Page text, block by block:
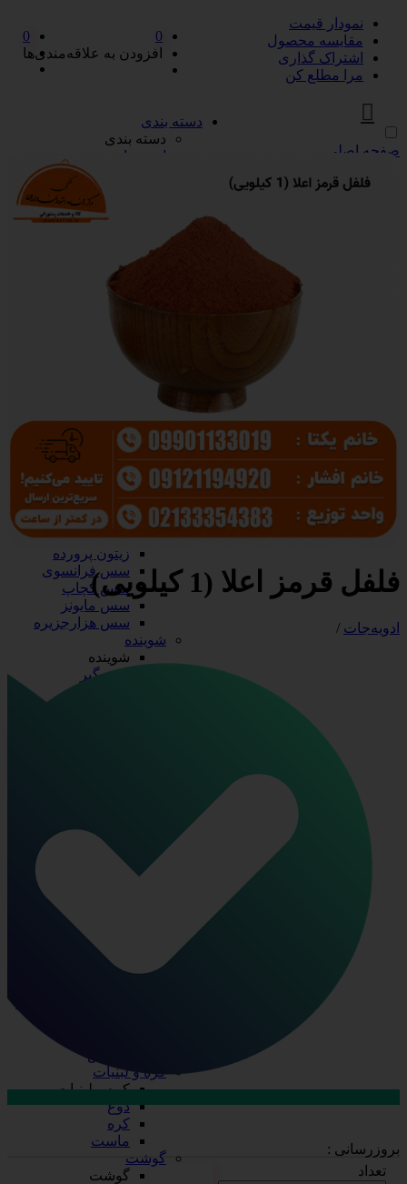
نمودار قیمت
مقایسه محصول
اشتراک گذاری
مرا مطلع کن
صفحه اصلی
0
افزودن به علاقه‌مندی‌ها
0
دسته بندی
دسته بندی
ادویه‌جات
ادویه‌جات
آویشن
ادویه مخلوط
دارچین
فلفل
پیاز چیپسی
پیاز سرخ شده
سرکه و آبلیمو
آب نارنج
آبلیمو
سرکه
سس، رب و زیتون
سس، رب و زیتون
رب گوجه
زیتون
زیتون پرورده
سس فرانسوی
سس کچاپ
سس مایونز
سس هزارجزیره
شوینده
شوینده
جرم گیر
سفیدکننده
ظرف چند پرسی
ظرف دو پرسی
فویل آلومینیومی
ظروف یکبار مصرف
ظروف یکبار مصرف
درب ظروف
دستکش
سفره
سلفون
کره و لبنیات
کره و لبنیات
دوغ
کره
ماست
گوشت
گوشت
فلفل قرمز اعلا (1 کیلویی)
ادویه‌جات /
بروزرسانی :
تعداد